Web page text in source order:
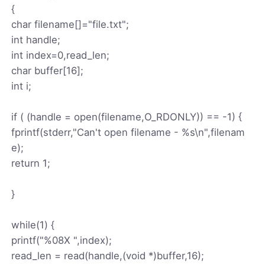
{
char filename[]="file.txt";
int handle;
int index=0,read_len;
char buffer[16];
int i;
if ( (handle = open(filename,O_RDONLY)) == -1) {
fprintf(stderr,"Can't open filename - %s\n",filenam
e);
return 1;
}
while(1) {
printf("%08X ",index);
read_len = read(handle,(void *)buffer,16);